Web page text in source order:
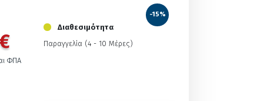
-15%
ΦΠΑ
Διαθεσιμότητα
Παραγγελία (4 - 10 Μέρες)